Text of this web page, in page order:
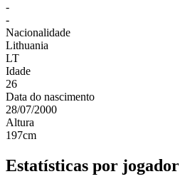
-
-
Nacionalidade
Lithuania
LT
Idade
26
Data do nascimento
28/07/2000
Altura
197cm
Estatísticas por jogador